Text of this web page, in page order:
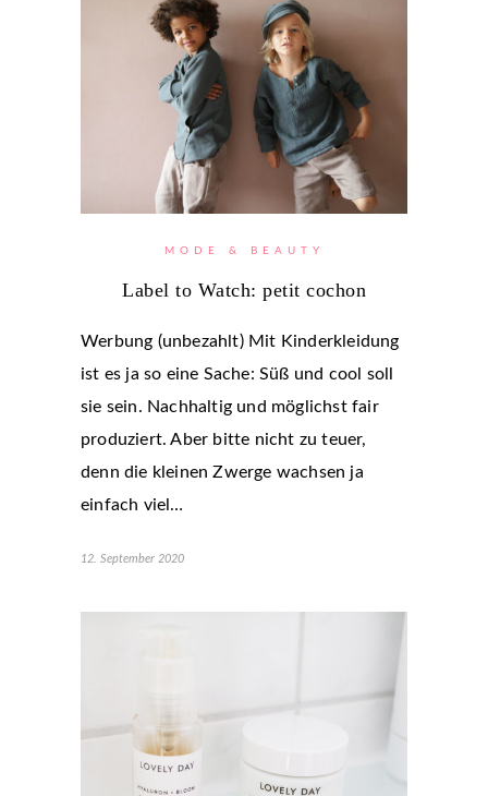
MODE & BEAUTY
Label to Watch: petit cochon
Werbung (unbezahlt) Mit Kinderkleidung
ist es ja so eine Sache: Süß und cool soll
sie sein. Nachhaltig und möglichst fair
produziert. Aber bitte nicht zu teuer,
denn die kleinen Zwerge wachsen ja
einfach viel…
12. September 2020